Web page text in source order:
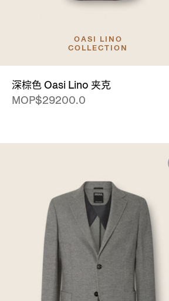
OASI LINO
COLLECTION
深棕色 Oasi Lino 夹克
MOP$29200.0